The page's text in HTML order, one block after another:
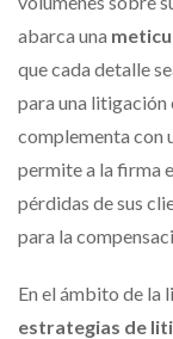
abarca una
que cada detalle
para una litigación
complementa con
permite a la firma
pérdidas de sus
para la
En el ámbito de la
estrategias de